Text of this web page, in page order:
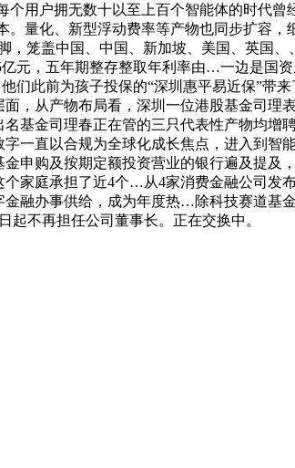
用户拥无数十以至上百个智能体的时代
。量化、新型浮动费率等产物也同步扩容
，笼盖中国、中国、新加坡、美国、英国
元，五年期整存整取年利率由…一边是国
们此前为孩子投保的“深圳惠平易近保”
，从产物布局看，深圳一位港股基金司
基金司理春正在管的三只代表性产物均
一直以合规为全球化成长焦点，进入到
申购及按期定额投资营业的银行遍及提及
家庭承担了近4个…从4家消费金融公司发
融办事供给，成为年度热…除科技赛道基
起不再担任公司董事长。正在交换中。